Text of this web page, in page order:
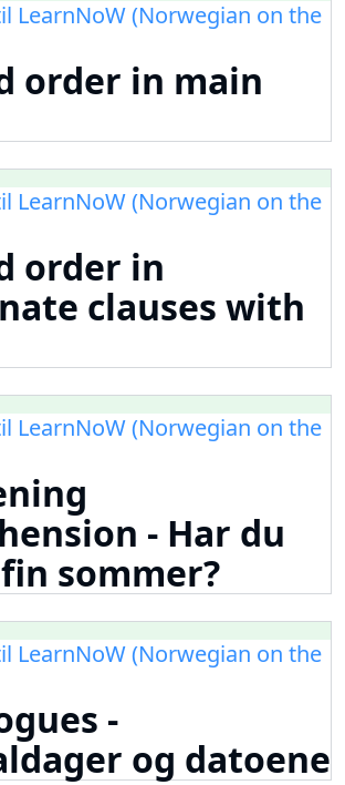
LearnNoW (Norwegian on the
order in main
LearnNoW (Norwegian on the
order in
clauses with
LearnNoW (Norwegian on the
- Har du
sommer?
LearnNoW (Norwegian on the
-
og datoene